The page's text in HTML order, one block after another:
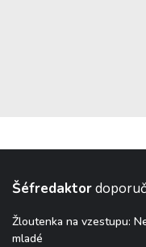
Šéfredaktor
Žloutenka na vzestupu:
mladé